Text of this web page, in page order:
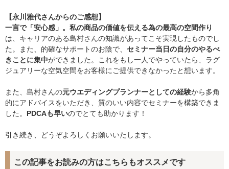
【永川雅代さんからのご感想】
一言で「安心感」。私の商品の価値を伝える為の最高の空間作り
は、キャリアのある島村さんの知識があってこそ実現したものでし
た。また、的確なサポートのお陰で、 セミナー当日の自分のやるべ
きことに集中ができました。これをもし一人でやっていたら、ラグ
ジュアリーな空気空間をお客様にご提供できなかったと想います。
また、島村さんの元ウエディングプランナーとしての経験から多角
的にアドバイスをいただき、質のいい内容でセミナーを構築できま
した。 PDCAも早いのでとても助かります！
引き続き、どうぞよろしくお願いいたします。
この記事をお読みの方はこちらもオススメです